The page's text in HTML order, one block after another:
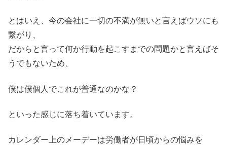
とはいえ、今の会社に一切の不満が無いと言えばウソにも
繋がり、
だからと言って何か行動を起こすまでの問題かと言えばそ
うでもないため、
僕は僕個人でこれが普通なのかな？
といった感じに落ち着いています。
カレンダー上のメーデーは労働者が日頃からの悩みを